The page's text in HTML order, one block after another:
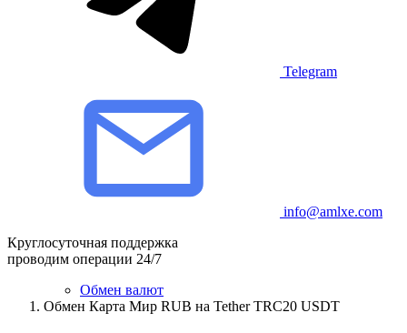
Telegram
info@amlxe.com
Круглосуточная поддержка
проводим операции 24/7
Обмен валют
Обмен Карта Мир RUB на Tether TRC20 USDT